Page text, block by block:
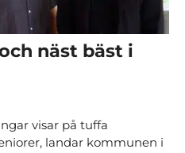
näst bäst i
visar på tuffa
landar kommunen i